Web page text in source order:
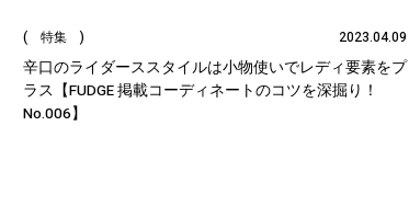
( 特集 ) 2023.04.09
辛口のライダーススタイルは小物使いでレディ要素をプ
ラス【FUDGE 掲載コーディネートのコツを深掘り！
No.006】